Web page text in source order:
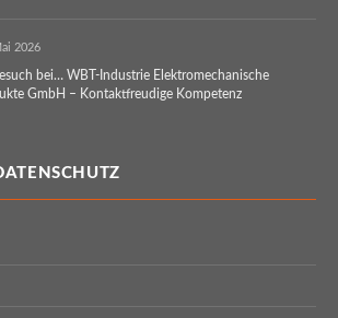
2026
bei… WBT-Industrie Elektromechanische
GmbH – Kontaktfreudige Kompetenz